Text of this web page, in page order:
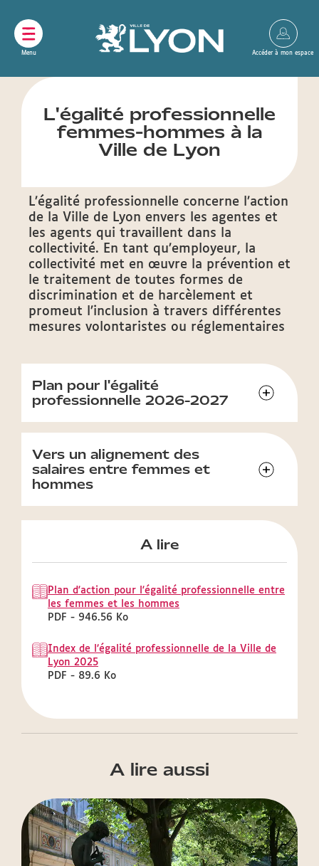
L'égalité professionnelle
femmes-hommes à la
Ville de Lyon
L’égalité professionnelle concerne l’action
de la Ville de Lyon envers les agentes et
les agents qui travaillent dans la
collectivité. En tant qu’employeur, la
collectivité met en œuvre la prévention et
le traitement de toutes formes de
discrimination et de harcèlement et
promeut l’inclusion à travers différentes
mesures volontaristes ou réglementaires
Plan pour l'égalité
professionnelle 2026-2027
Vers un alignement des
salaires entre femmes et
hommes
A lire
Plan d'action pour l'égalité professionnelle entre
les femmes et les hommes
PDF - 946.56 Ko
Index de l’égalité professionnelle de la Ville de
Lyon 2025
PDF - 89.6 Ko
A lire aussi